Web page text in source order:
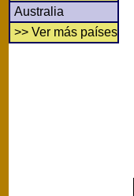
Australia
>> Ver más países